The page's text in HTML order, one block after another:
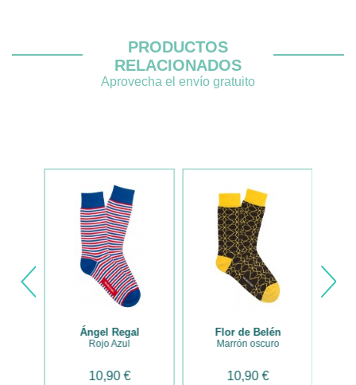
PRODUCTOS
RELACIONADOS
Aprovecha el envío gratuito
Ángel Regal
Rojo Azul
10,90 €
Flor de Belén
Marrón oscuro
10,90 €